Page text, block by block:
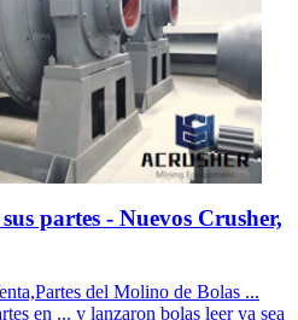
partes - Nuevos Crusher,
del Molino de Bolas ...
en ... y lanzaron bolas leer ya sea